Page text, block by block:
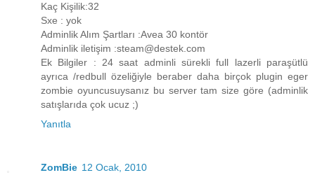
Kaç Kişilik:32
Sxe : yok
Adminlik Alım Şartları :Avea 30 kontör
Adminlik iletişim :steam@destek.com
Ek Bilgiler : 24 saat adminli sürekli full lazerli paraşütlü
ayrıca /redbull özeliğiyle beraber daha birçok plugin eger
zombie oyuncusuysanız bu server tam size göre (adminlik
satışlarıda çok ucuz ;)
Yanıtla
ZomBie 12 Ocak, 2010